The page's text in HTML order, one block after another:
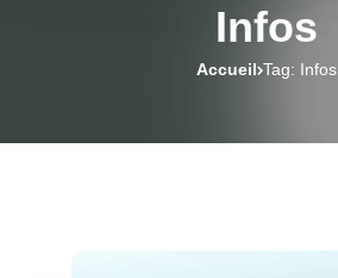
Infos
Accueil Tag: Infos